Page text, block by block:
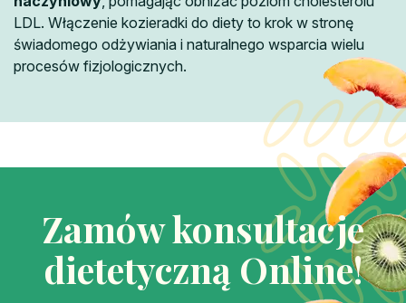
LDL. Włączenie kozieradki do diety to krok w stronę
świadomego odżywiania i naturalnego wsparcia wielu
procesów fizjologicznych.
Zamów konsultacje
dietetyczną Online!